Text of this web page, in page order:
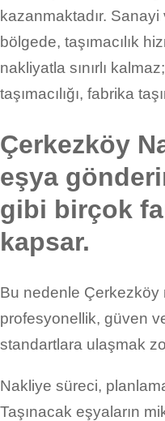
kazanmaktadır.
bölgede, taşımacılık
nakliyatla sınırlı
taşımacılığı, fabrika
Çerkezköy
eşya
gibi birçok
kapsar.
Bu nedenle Çerkezköy
profesyonellik, güven
standartlara ulaşmak
Nakliye süreci,
Taşınacak eşyaların